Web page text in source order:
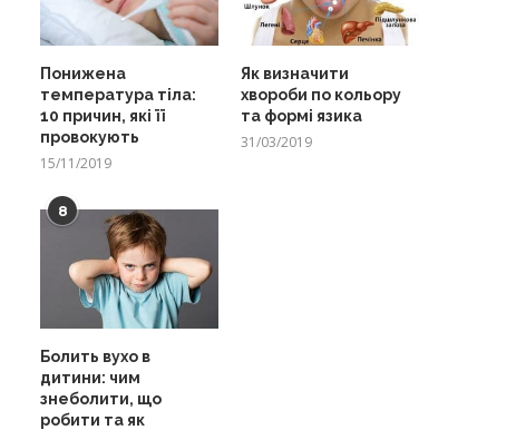
Понижена
температура тіла:
10 причин, які її
провокують
15/11/2019
Як визначити
хвороби по кольору
та формі язика
31/03/2019
8
Болить вухо в
дитини: чим
знеболити, що
робити та як